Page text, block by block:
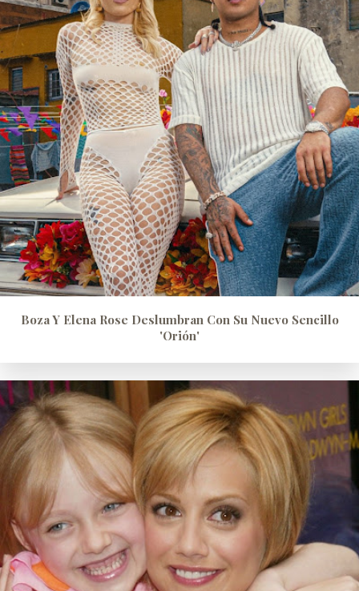
Boza Y Elena Rose Deslumbran Con Su Nuevo Sencillo
'Orión'